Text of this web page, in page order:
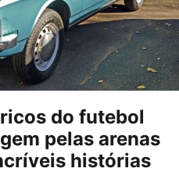
do futebol
pelas arenas
histórias